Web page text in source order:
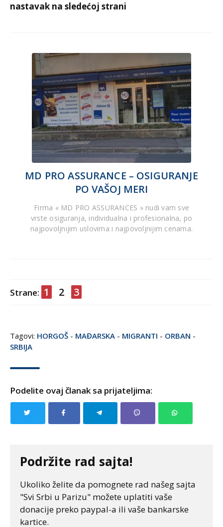
nastavak na sledećoj strani
MD PRO ASSURANCE – OSIGURANJE
PO VAŠOJ MERI
Firma « MD PRO ASSURANCES » nudi vam sve
vrste osiguranja, individualna i profesionalna, po
najpovoljnijim uslovima i najpovoljnijim cenama.
Strane: 1 2 3
Tagovi: HORGOŠ - MAĐARSKA - MIGRANTI - ORBAN -
SRBIJA
Podelite ovaj članak sa prijateljima:
Podržite rad sajta!
Ukoliko želite da pomognete rad našeg sajta
"Svi Srbi u Parizu" možete uplatiti vaše
donacije preko paypal-a ili vaše bankarske
kartice.